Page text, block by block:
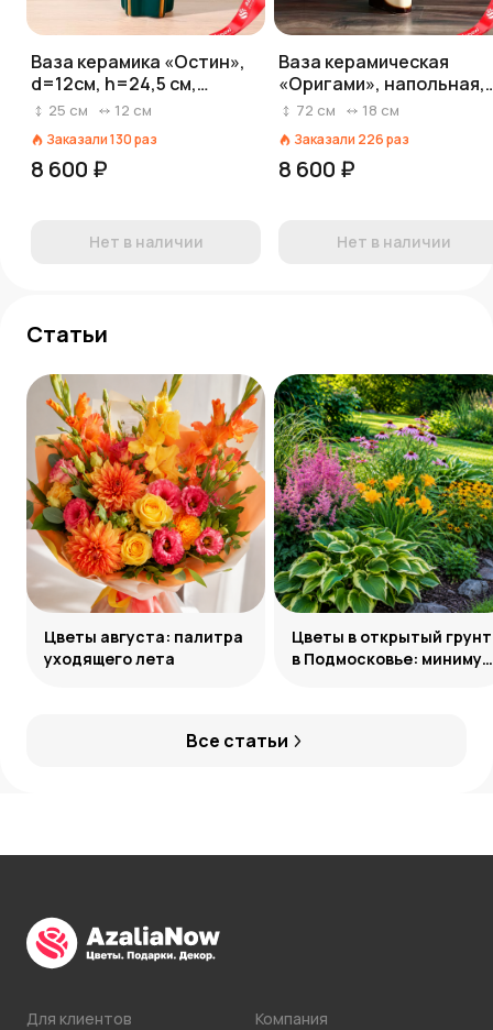
Ваза керамика «Остин»,
d=12см, h=24,5 см,
зелено-золотой
25 см 12 см
Заказали130раз
8 600 ₽
Нет в наличии
Ваза керамическая
«Оригами», напольная,
черно-оливковая, 72 см
72 см 18 см
Заказали 226раз
8 600 ₽
Нет в наличии
Статьи
Все статьи
Цветы августа: палитра
уходящего лета
Цветы в открытый грунт
в Подмосковье: минимум
Для клиентов Компания